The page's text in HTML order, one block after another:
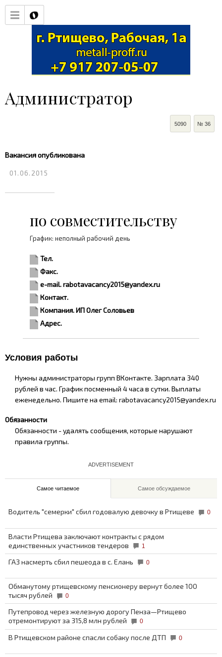
Администратор
№ 36
5090
Вакансия опубликована
01.06.2015
по совместительству
График: неполный рабочий день
Тел.
Факс.
e-mail. rabotavacancy2015@yandex.ru
Контакт.
Компания. ИП Олег Соловьев
Адрес.
Условия работы
Нужны администраторы групп ВКонтакте. Зарплата 340
рублей в час. График посменный 4 часа в сутки. Выплаты
еженедельно. Пишите на email: rabotavacancy2015@yandex.ru
Обязанности
Обязанности - удалять сообщения, которые нарушают
правила группы.
ADVERTISEMENT
Самое читаемое Самое обсуждаемое
Водитель "семерки" сбил годовалую девочку в Ртищеве 0
Власти Ртищева заключают контракты с рядом
единственных участников тендеров
1
ГАЗ насмерть сбил пешеода в с. Елань 0
Обманутому ртищевскому пенсионеру вернут более 100
тысяч рублей
0
Путепровод через железную дорогу Пенза—Ртищево
отремонтируют за 315,8 млн рублей
0
В Ртищевском районе спасли собаку после ДТП 0